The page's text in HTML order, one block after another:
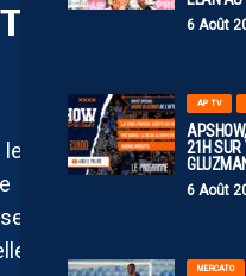
6 Août
AP TV
21H SUR
6 Août
MERCATO
BONNE
centre
atmosphère joyeuse
portes au public